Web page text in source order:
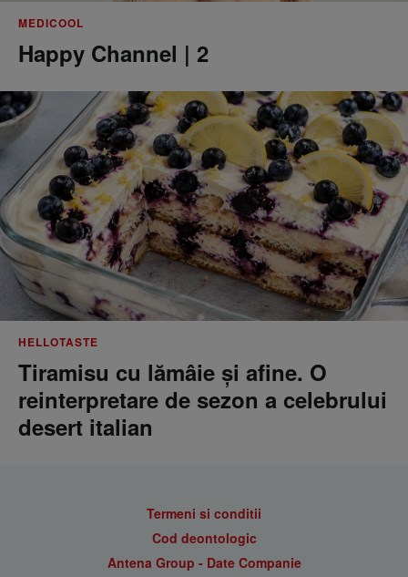
MEDICOOL
Happy Channel | 2
HELLOTASTE
Tiramisu cu lămâie și afine. O
reinterpretare de sezon a celebrului
desert italian
Termeni si conditii
Cod deontologic
Antena Group - Date Companie